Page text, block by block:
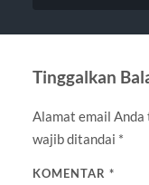
Tinggalkan
Alamat email
wajib ditandai *
KOMENTAR *